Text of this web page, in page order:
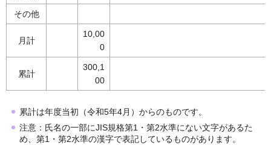
その他
月計
10,00
0
累計
300,1
00
累計は年度当初（令和5年4月）からのものです。
注意：氏名の一部にJIS規格第1・第2水準にない文字があるた
め、第1・第2水準の漢字で表記しているものがあります。